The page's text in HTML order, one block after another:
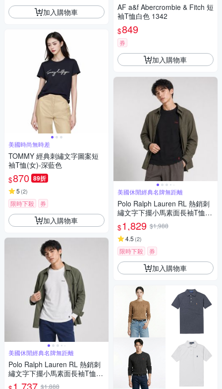
加入購物車
美國時尚無時差
TOMMY 經典刺繡文字圖案短
袖T恤(女)-深藍色
$870 89折
5 (2)
限時下殺 券
加入購物車
美國休閒經典名牌無距離
Polo Ralph Lauren RL 熱銷刺
繡文字下擺小馬素面長袖T恤-
白色
$1,888
AF a&f Abercrombie & Fitch 短
袖T恤白色 1342
$849
券
加入購物車
美國休閒經典名牌無距離
Polo Ralph Lauren RL 熱銷刺
繡文字下擺小馬素面長袖T恤-
黑色
$1,829 $1,988
4.5 (2)
限時下殺 券
加入購物車